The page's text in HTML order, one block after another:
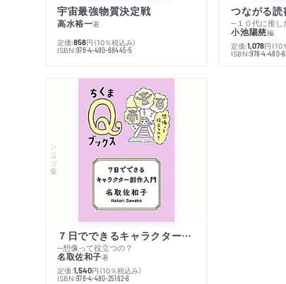
宇宙最強物質決定戦
高水裕一著
定価:858円 （10％税込み）
ISBN:978-4-480-68445-5
つながる読
─１０代に推し
小池陽慈編
定価:1,078円 （
ISBN:978-4-480-
シリーズ・全集
７日でできるキャラクター創作入門
─想像って役立つの？
名取佐和子著
定価:1,540円 （10％税込み）
ISBN:978-4-480-25162-6